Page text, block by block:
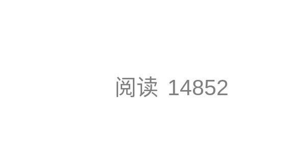
阅读 14852